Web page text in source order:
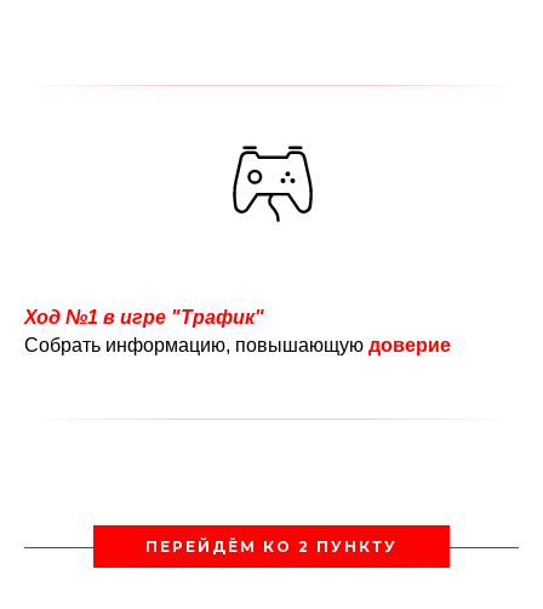
Ход №1 в игре "Трафик"
Собрать информацию, повышающую доверие
ПЕРЕЙДЁМ КО 2 ПУНКТУ